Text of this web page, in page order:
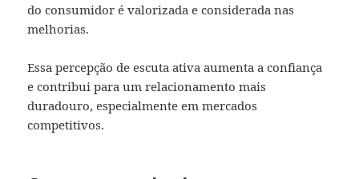
do consumidor é valorizada e considerada nas
melhorias.
Essa percepção de escuta ativa aumenta a confiança
e contribui para um relacionamento mais
duradouro, especialmente em mercados
competitivos.